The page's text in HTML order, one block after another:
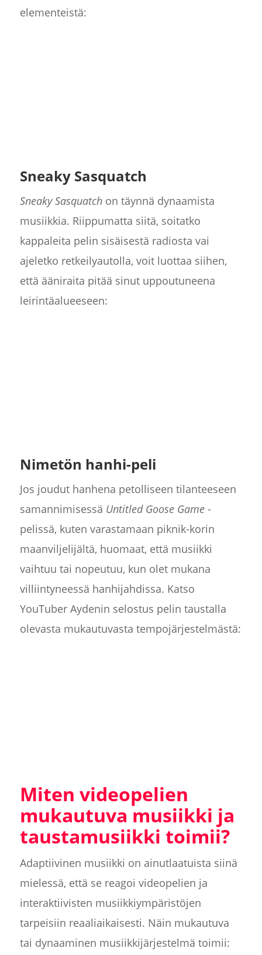
elementeistä:
Sneaky Sasquatch
Sneaky Sasquatchon täynnä dynaamista
musiikkia. Riippumatta siitä, soitatko
kappaleita pelin sisäisestä radiosta vai
ajeletko retkeilyautolla, voit luottaa siihen,
että ääniraita pitää sinut uppoutuneena
leirintäalueeseen:
Nimetön hanhi-peli
Jos joudut hanhena petolliseen tilanteeseen
samannimisessä Untitled Goose Game-
pelissä, kuten varastamaan piknik-korin
maanviljelijältä, huomaat, että musiikki
vaihtuu tai nopeutuu, kun olet mukana
villiintyneessä hanhijahdissa. Katso
YouTuber Aydenin selostus pelin taustalla
olevasta mukautuvasta tempojärjestelmästä:
Miten videopelien
mukautuva musiikki ja
taustamusiikki toimii?
Adaptiivinen musiikki on ainutlaatuista siinä
mielessä, että se reagoi videopelien ja
interaktiivisten musiikkiympäristöjen
tarpeisiin reaaliaikaisesti. Näin mukautuva
tai dynaaminen musiikkijärjestelmä toimii: